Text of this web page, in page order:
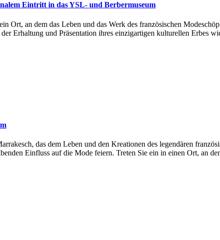
Eintritt in das YSL- und Berbermuseum
Ort, an dem das Leben und das Werk des französischen
Erhaltung und Präsentation ihres einzigartigen kulturellen Erbes
das dem Leben und den Kreationen des legendären
Einfluss auf die Mode feiern. Treten Sie ein in einen Ort, an